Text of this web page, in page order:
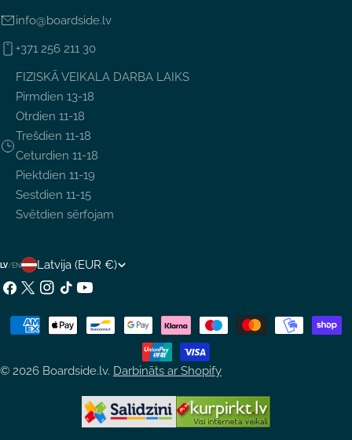
info@boardside.lv
+371 256 211 30
FIZISKĀ VEIKALA DARBA LAIKS
Pirmdien 13-18
Otrdien 11-18
Trešdien 11-18
Ceturdien 11-18
Piektdien 11-19
Sestdien 11-15
Svētdien sērfojam
LV/ENV
A
L
S
T
Latvija (EUR €)
Facebook
X
Instagram
TikTokYouTube
© 2026 Boardside.lv. Darbināts ar Shopify
Maksājumu